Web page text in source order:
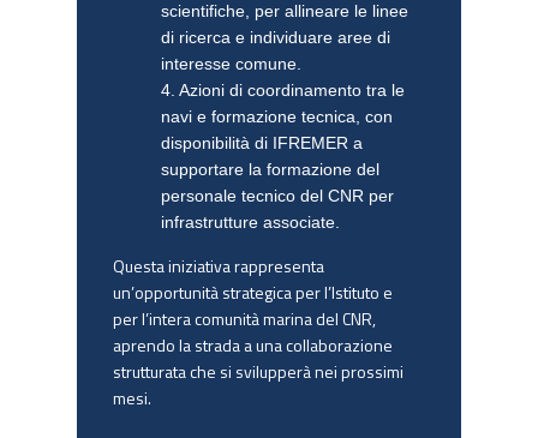
scientifiche, per allineare le linee
di ricerca e individuare aree di
interesse comune.
4. Azioni di coordinamento tra le
navi e formazione tecnica, con
disponibilità di IFREMER a
supportare la formazione del
personale tecnico del CNR per
infrastrutture associate.
Questa iniziativa rappresenta
un’opportunità strategica per l’Istituto e
per l’intera comunità marina del CNR,
aprendo la strada a una collaborazione
strutturata che si svilupperà nei prossimi
mesi.